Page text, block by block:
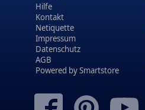
Hilfe
Kontakt
Netiquette
Impressum
Datenschutz
AGB
Powered bySmartstore